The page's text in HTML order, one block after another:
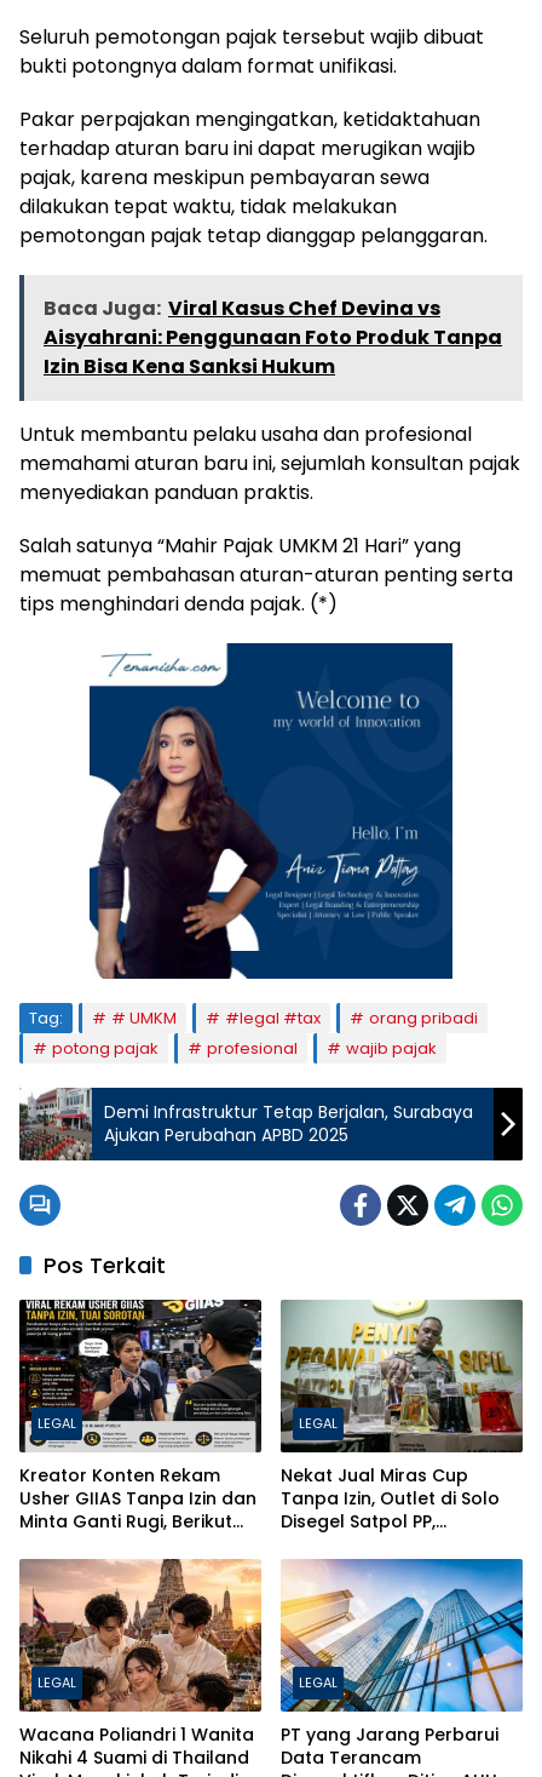
Seluruh pemotongan pajak tersebut wajib dibuat
bukti potongnya dalam format unifikasi.
Pakar perpajakan mengingatkan, ketidaktahuan
terhadap aturan baru ini dapat merugikan wajib
pajak, karena meskipun pembayaran sewa
dilakukan tepat waktu, tidak melakukan
pemotongan pajak tetap dianggap pelanggaran.
Baca Juga: Viral Kasus Chef Devina vs
Aisyahrani: Penggunaan Foto Produk Tanpa
Izin Bisa Kena Sanksi Hukum
Untuk membantu pelaku usaha dan profesional
memahami aturan baru ini, sejumlah konsultan pajak
menyediakan panduan praktis.
Salah satunya “Mahir Pajak UMKM 21 Hari” yang
memuat pembahasan aturan-aturan penting serta
tips menghindari denda pajak. (*)
Tag: # UMKM #legal #tax
orang pribadi
potong pajak
profesional wajib pajak
Demi Infrastruktur Tetap Berjalan, Surabaya
Ajukan Perubahan APBD 2025
Pos Terkait
LEGAL
Kreator Konten Rekam
Usher GIIAS Tanpa Izin dan
Minta Ganti Rugi, Berikut
LEGAL
Nekat Jual Miras Cup
Tanpa Izin, Outlet di Solo
Disegel Satpol PP,
MB untuk Bisnis
LEGAL
Wacana Poliandri 1 Wanita
Nikahi 4 Suami di Thailand
LEGAL
PT yang Jarang Perbarui
Data Terancam